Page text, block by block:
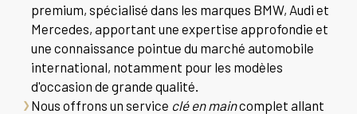
premium, spécialisé dans les marques BMW, Audi et
Mercedes, apportant une expertise approfondie et
une connaissance pointue du marché automobile
international, notamment pour les modèles
d'occasion de grande qualité.
Nous offrons un service clé en maincomplet allant